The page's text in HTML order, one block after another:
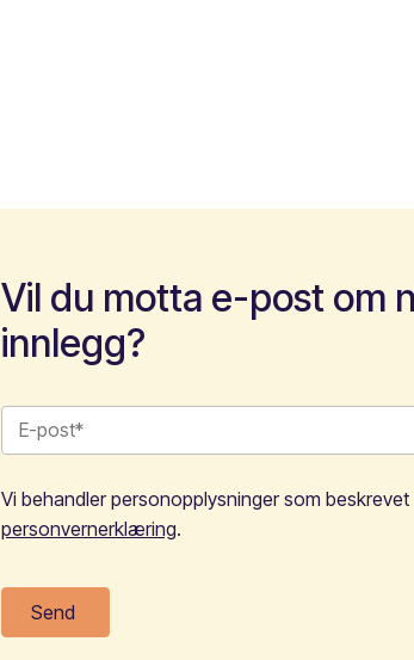
Vil du motta e-post om
innlegg?
Vi behandler personopplysninger som beskrevet
personvernerklæring.